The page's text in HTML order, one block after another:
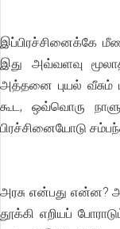
இப்பிரச்சினைக்கே
இது அவ்வளவு
அத்தனை புயல் வீசும்
கூட, ஒவ்வொரு
பிரச்சினையோடு
அரசு என்பது என்ன?
தூக்கி எறியப்